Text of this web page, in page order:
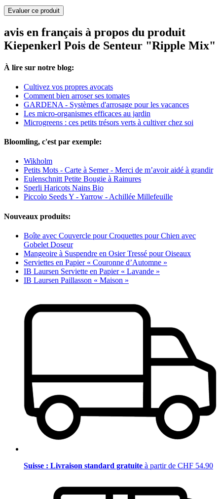
Evaluer ce produit
avis en français à propos du produit
Kiepenkerl Pois de Senteur "Ripple Mix"
À lire sur notre blog:
Cultivez vos propres avocats
Comment bien arroser ses tomates
GARDENA - Systèmes d'arrosage pour les vacances
Les micro-organismes efficaces au jardin
Microgreens : ces petits trésors verts à cultiver chez soi
Bloomling, c'est par exemple:
Wikholm
Petits Mots - Carte à Semer - Merci de m’avoir aidé à grandir
Eulenschnitt Petite Bougie à Rainures
Sperli Haricots Nains Bio
Piccolo Seeds Y - Yarrow - Achillée Millefeuille
Nouveaux produits:
Boîte avec Couvercle pour Croquettes pour Chien avec
Gobelet Doseur
Mangeoire à Suspendre en Osier Tressé pour Oiseaux
Serviettes en Papier « Couronne d’Automne »
IB Laursen Serviette en Papier « Lavande »
IB Laursen Paillasson « Maison »
Suisse : Livraison standard gratuite à partir de CHF 54.90